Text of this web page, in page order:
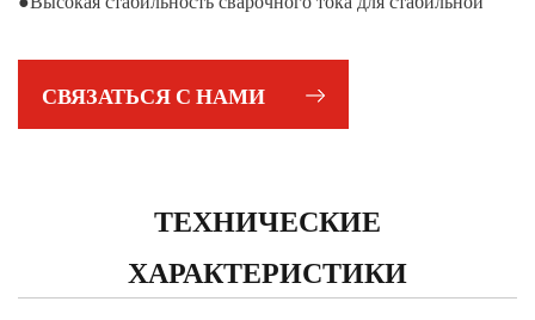
●Выход постоянного тока обеспечивает стабильный
выходной сигнал для хорошего проникновения
СВЯЗАТЬСЯ С НАМИ
ТЕХНИЧЕСКИЕ
ХАРАКТЕРИСТИКИ